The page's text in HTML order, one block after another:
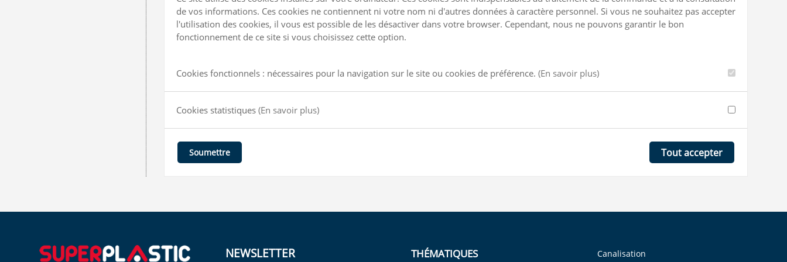
de vos informations. Ces cookies ne contiennent ni votre nom ni d'autres données à caractère personnel. Si vous ne souhaitez pas accepter
l'utilisation des cookies, il vous est possible de les désactiver dans votre browser. Cependant, nous ne pouvons garantir le bon
fonctionnement de ce site si vous choisissez cette option.
Cookies fonctionnels : nécessaires pour la navigation sur le site ou cookies de préférence. (En savoir plus)
Cookies statistiques (En savoir plus)
Soumettre Tout accepter
NEWSLETTER THÉMATIQUES Canalisation